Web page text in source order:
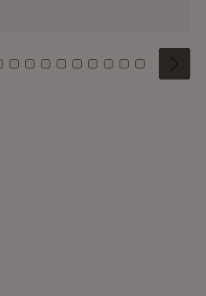
1 2 3
Kachel: 4
Kachel: 5
Zu Kachel: 6
Zu Kachel: 7
Zu Kachel: 8
Zu Kachel: 9
Zu Kachel: 10
Zu Kachel: 11
Zu Kachel: 12
Zu Kachel:
Zu